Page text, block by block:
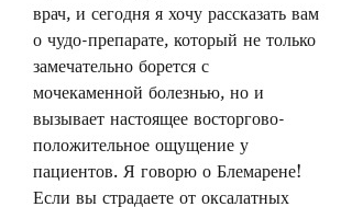
врач, и сегодня я хочу рассказать вам
о чудо-препарате, который не только
замечательно борется с
мочекаменной болезнью, но и
вызывает настоящее восторгово-
положительное ощущение у
пациентов. Я говорю о Блемарене!
Если вы страдаете от оксалатных